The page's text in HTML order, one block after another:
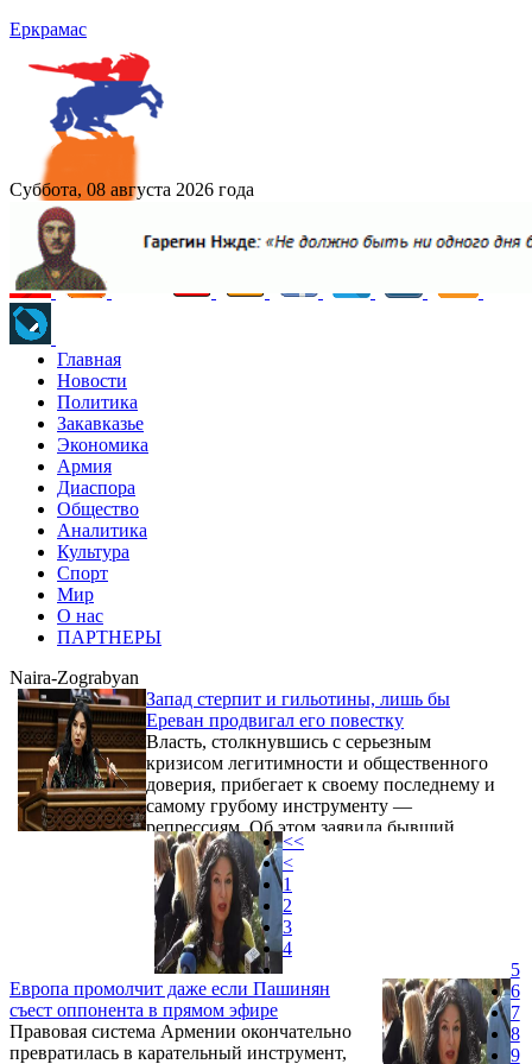
Еркрамас
Суббота, 08 августа 2026 года
Главная
Новости
Политика
Закавказье
Экономика
Армия
Диаспора
Общество
Аналитика
Культура
Спорт
Мир
О нас
ПАРТНЕРЫ
Naira-Zograbyan
Запад стерпит и гильотины, лишь бы
Ереван продвигал его повестку
Власть, столкнувшись с серьезным
кризисом легитимности и общественного
доверия, прибегает к своему последнему и
самому грубому инструменту —
репрессиям. Об этом заявила бывший
депутат, общественный деятель Наира
Зограбян, комментируя массовые аресты
оппозиционеров в стране.
Европа промолчит даже если Пашинян
съест оппонента в прямом эфире
Правовая система Армении окончательно
превратилась в карательный инструмент,
<<
<
1
2
3
4
5
6
7
8
9